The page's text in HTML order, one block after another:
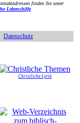
finden Sie unter
Lebenshilfe
Datenschutz
Christliche Lyrik